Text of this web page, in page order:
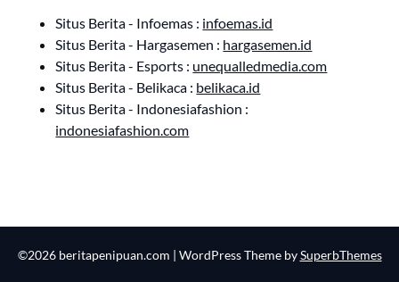
Situs Berita - Infoemas : infoemas.id
Situs Berita - Hargasemen : hargasemen.id
Situs Berita - Esports : unequalledmedia.com
Situs Berita - Belikaca : belikaca.id
Situs Berita - Indonesiafashion :
indonesiafashion.com
©2026 beritapenipuan.com | WordPress Theme bySuperbThemes